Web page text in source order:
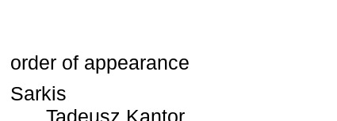
order of appearance
Sarkis
Tadeusz Kantor